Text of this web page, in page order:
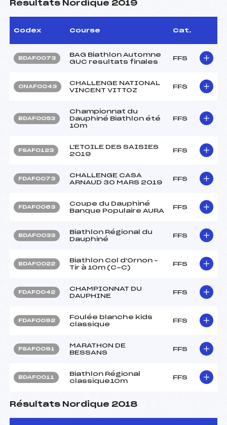
Résultats Nordique 2019
Codex Course Cat.
BDAF0073
BAG Biathlon Automne
GUC resultats finales
FFS
ONAF0043
CHALLENGE NATIONAL
VINCENT VITTOZ
FFS
BDAF0053
Championnat du
Dauphiné Biathlon été
10m
FFS
FSAF0123
L'ETOILE DES SAISIES
2019
FFS
FDAF0073
CHALLENGE CASA
ARNAUD 30 MARS 2019
FFS
FDAF0063
Coupe du Dauphiné
Banque Populaire AURA
FFS
BDAF0033
Biathlon Régional du
Dauphiné
FFS
BDAF0022
Biathlon Col d'Ornon –
Tir à 10m (C-C)
FFS
FDAF0042
CHAMPIONNAT DU
DAUPHINE
FFS
FDAF0092
Foulée blanche kids
classique
FFS
FSAF0091
MARATHON DE
BESSANS
FFS
BDAF0011
Biathlon Régional
classique10m
FFS
Résultats Nordique 2018